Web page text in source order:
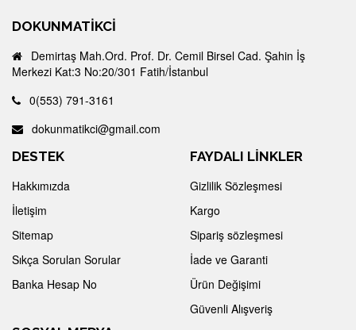
DOKUNMATIKCI
Demirtaş Mah.Ord. Prof. Dr. Cemil Birsel Cad. Şahin İş
Merkezi Kat:3 No:20/301 Fatih/İstanbul
0(553) 791-3161
dokunmatikci@gmail.com
DESTEK
Hakkımızda
İletişim
Sitemap
Sıkça Sorulan Sorular
Banka Hesap No
FAYDALI LİNKLER
Gizlilik Sözleşmesi
Kargo
Sipariş sözleşmesi
İade ve Garanti
Ürün Değişimi
Güvenli Alışveriş